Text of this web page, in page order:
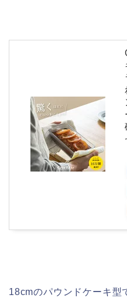
18cmのパウンドケーキ型